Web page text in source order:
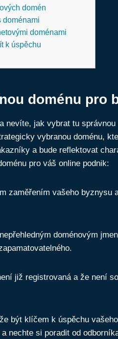
domén
doménami
doménami
k úspěchu
doménu pro
nevíte, jak vybrat tu
vybranou doménu,
a bude reflektovat
pro váš online podnik:
zaměřením vašeho byznysu
doménovým
již registrovaná a že není
být klíčem k úspěchu
nechte si poradit od